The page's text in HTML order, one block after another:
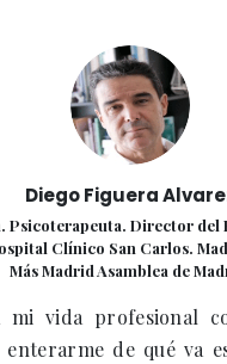
Diego Figuera
Psicoterapeuta. Director del
Clínico San Carlos.
Más Madrid Asamblea de
mi vida profesional
de qué va